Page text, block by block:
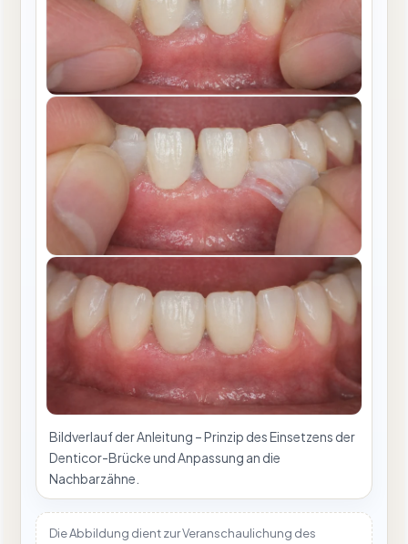
Bildverlauf der Anleitung – Prinzip des Einsetzens der
Denticor-Brücke und Anpassung an die
Nachbarzähne.
Die Abbildung dient zur Veranschaulichung des